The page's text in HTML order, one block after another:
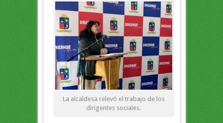
La alcaldesa relevó el trabajo de los
dirigentes sociales.